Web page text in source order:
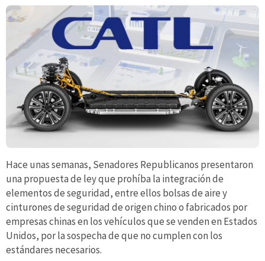
Hace unas semanas, Senadores Republicanos presentaron
una propuesta de ley que prohíba la integración de
elementos de seguridad, entre ellos bolsas de aire y
cinturones de seguridad de origen chino o fabricados por
empresas chinas en los vehículos que se venden en Estados
Unidos, por la sospecha de que no cumplen con los
estándares necesarios.